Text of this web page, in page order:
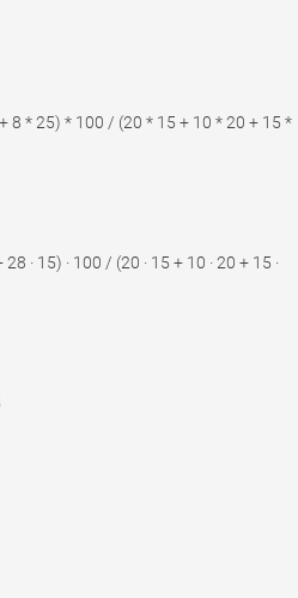
8 * 25) * 100 / (20 * 15 + 10 * 20 + 15 *
· 15) · 100 / (20 · 15 + 10 · 20 + 15 ·